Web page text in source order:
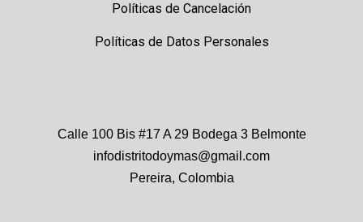
Políticas de Cancelación
Políticas de Datos Personales
Calle 100 Bis #17 A 29 Bodega 3 Belmonte
infodistritodoymas@gmail.com
Pereira, Colombia